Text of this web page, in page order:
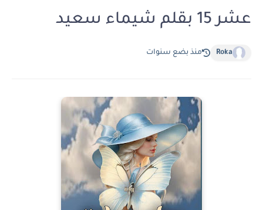
عشر 15 بقلم شيماء سعيد
Roka منذ بضع سنوات